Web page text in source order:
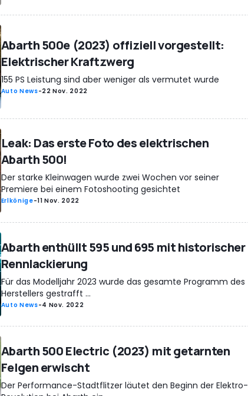
Abarth 500e (2023) offiziell vorgestellt:
Elektrischer Kraftzwerg
155 PS Leistung sind aber weniger als vermutet wurde
Auto News-22 Nov. 2022
Leak: Das erste Foto des elektrischen
Abarth 500!
Der starke Kleinwagen wurde zwei Wochen vor seiner
Premiere bei einem Fotoshooting gesichtet
Erlkönige-11 Nov. 2022
Abarth enthüllt 595 und 695 mit historischer
Rennlackierung
Für das Modelljahr 2023 wurde das gesamte Programm des
Herstellers gestrafft ...
Auto News-4 Nov. 2022
Abarth 500 Electric (2023) mit getarnten
Felgen erwischt
Der Performance-Stadtflitzer läutet den Beginn der Elektro-